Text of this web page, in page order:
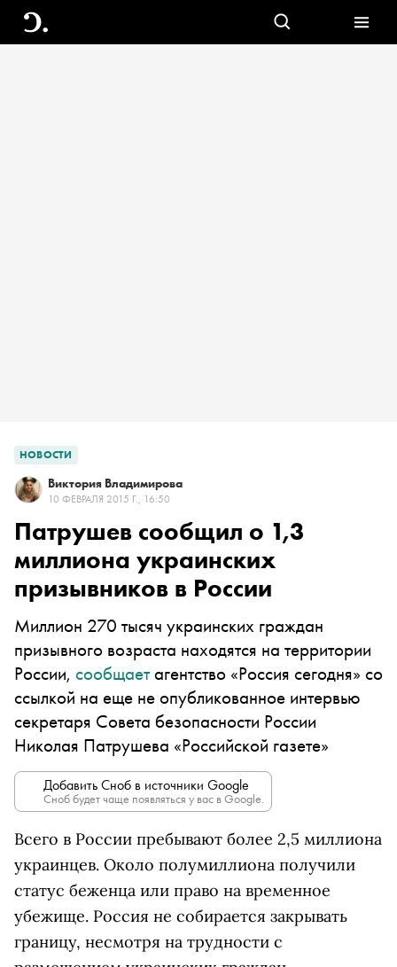
НОВОСТИ
Виктория Владимирова
10 ФЕВРАЛЯ 2015 Г., 16:50
Патрушев сообщил о 1,3
миллиона украинских
призывников в России
Миллион 270 тысяч украинских граждан
призывного возраста находятся на территории
России, сообщаетагентство «Россия сегодня» со
ссылкой на еще не опубликованное интервью
секретаря Совета безопасности России
Николая Патрушева «Российской газете»
Добавить Сноб в источники Google
Сноб будет чаще появляться у вас в Google.
Всего в России пребывают более 2,5 миллиона
украинцев. Около полумиллиона получили
статус беженца или право на временное
убежище. Россия не собирается закрывать
границу, несмотря на трудности с